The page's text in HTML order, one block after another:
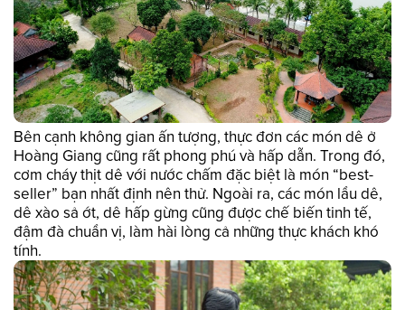
Bên cạnh không gian ấn tượng, thực đơn các món dê ở
Hoàng Giang cũng rất phong phú và hấp dẫn. Trong đó,
cơm cháy thịt dê với nước chấm đặc biệt là món “best-
seller” bạn nhất định nên thử. Ngoài ra, các món lẩu dê,
dê xào sả ớt, dê hấp gừng cũng được chế biến tinh tế,
đậm đà chuẩn vị, làm hài lòng cả những thực khách khó
tính.